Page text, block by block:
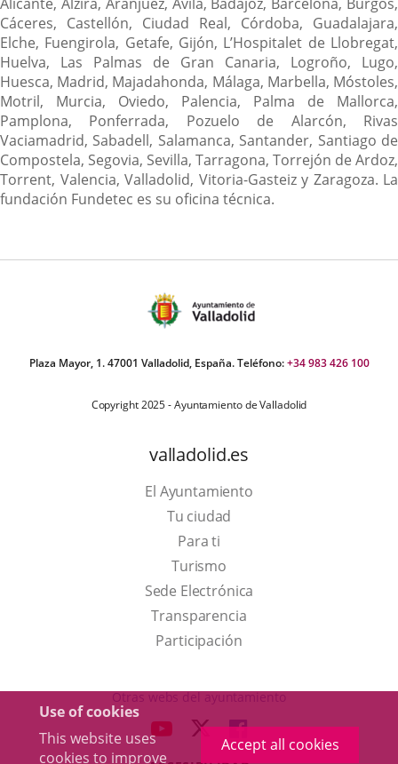
Use of cookies
This website uses
cookies to improve
Accept all cookies
Cáceres, Castellón, Ciudad Real, Córdoba, Guadalajara,
Elche, Fuengirola, Getafe, Gijón, L’Hospitalet de Llobregat,
Huelva, Las Palmas de Gran Canaria, Logroño, Lugo,
Huesca, Madrid, Majadahonda, Málaga, Marbella, Móstoles,
Motril, Murcia, Oviedo, Palencia, Palma de Mallorca,
Pamplona, Ponferrada, Pozuelo de Alarcón, Rivas
Vaciamadrid, Sabadell, Salamanca, Santander, Santiago de
Compostela, Segovia, Sevilla, Tarragona, Torrejón de Ardoz,
Torrent, Valencia, Valladolid, Vitoria-Gasteiz y Zaragoza. La
fundación Fundetec es su oficina técnica.
Plaza Mayor, 1. 47001 Valladolid, España. Teléfono:+34 983 426 100
Copyright 2025 - Ayuntamiento de Valladolid
valladolid.es
El Ayuntamiento
Tu ciudad
Para ti
TurismoThis
link
will
open
a
up
Sede Electrónica
Transparencia
Participación
Otras webs del ayuntamiento
LINK LINK
TO
LINK
TO